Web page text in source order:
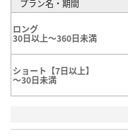
プラン名・期間
ロング
30日以上～360日未満
ショート【7日以上】
～30日未満